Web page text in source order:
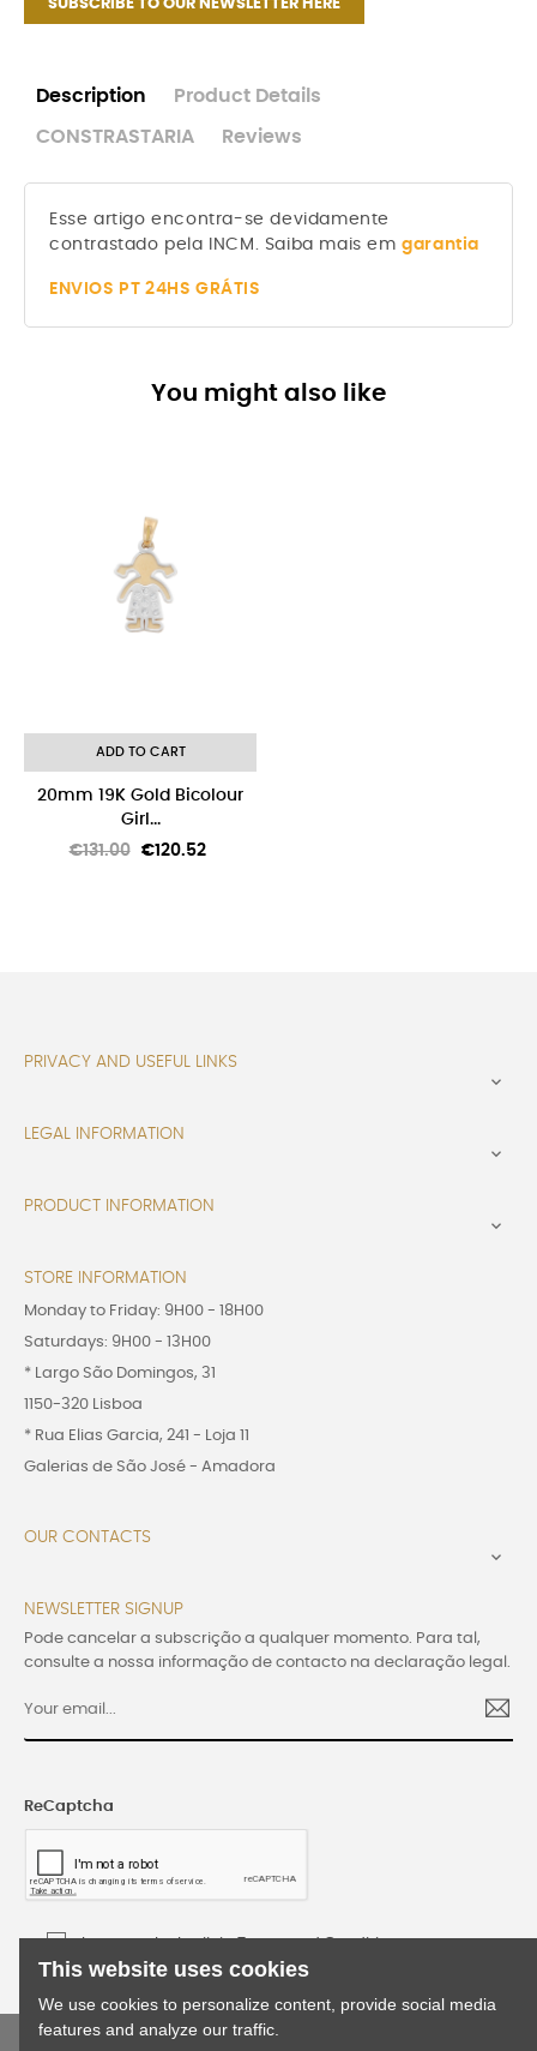
SUBSCRIBE TO OUR NEWSLETTER HERE
Description Product Details
CONSTRASTARIA Reviews
Esse artigo encontra-se devidamente
contrastado pela INCM. Saiba mais emgarantia
ENVIOS PT 24HS GRÁTIS
You might also like
ADD TO CART
20mm 19K Gold Bicolour
Girl...
Regular
€131.00 Price
€120.52
PRIVACY AND USEFUL LINKS

LEGAL INFORMATION

PRODUCT INFORMATION

STORE INFORMATION
Monday to Friday: 9H00 - 18H00
Saturdays: 9H00 - 13H00
* Largo São Domingos, 31
1150-320 Lisboa
* Rua Elias Garcia, 241 - Loja 11
Galerias de São José - Amadora
OUR CONTACTS

NEWSLETTER SIGNUP
Pode cancelar a subscrição a qualquer momento. Para tal,
consulte a nossa informação de contacto na declaração legal.
ReCaptcha
I accept the Lusijoia Terms and Conditions
This website uses cookies
We use cookies to personalize content, provide social media
features and analyze our traffic.